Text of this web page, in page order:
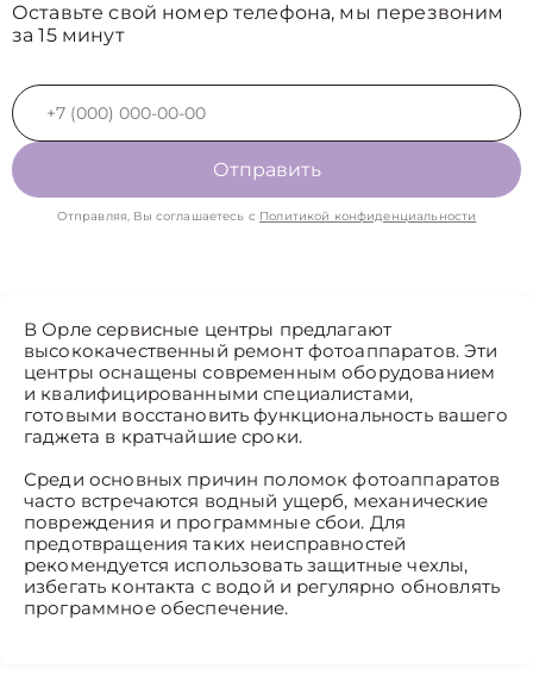
Оставьте свой номер телефона, мы перезвоним
за 15 минут
Отправить
Отправляя, Вы соглашаетесь с Политикой конфиденциальности
В Орле сервисные центры предлагают
высококачественный ремонт фотоаппаратов. Эти
центры оснащены современным оборудованием
и квалифицированными специалистами,
готовыми восстановить функциональность вашего
гаджета в кратчайшие сроки.
Среди основных причин поломок фотоаппаратов
часто встречаются водный ущерб, механические
повреждения и программные сбои. Для
предотвращения таких неисправностей
рекомендуется использовать защитные чехлы,
избегать контакта с водой и регулярно обновлять
программное обеспечение.